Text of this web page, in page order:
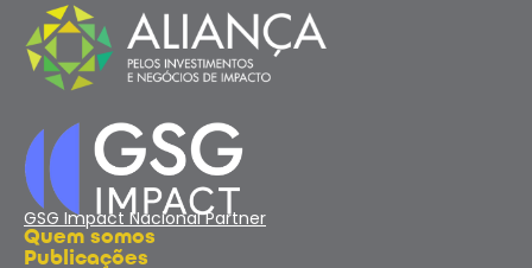
GSG Impact Nacional Partner
Quem somos
Publicações